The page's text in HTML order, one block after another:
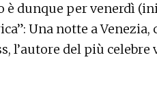
è dunque per venerdì
Una notte a
l’autore del più